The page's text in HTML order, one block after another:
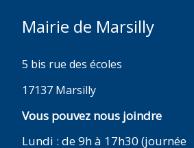
Mairie de Marsilly
5 bis rue des écoles
17137 Marsilly
Vous pouvez nous joindre
Lundi : de 9h à 17h30 (journée